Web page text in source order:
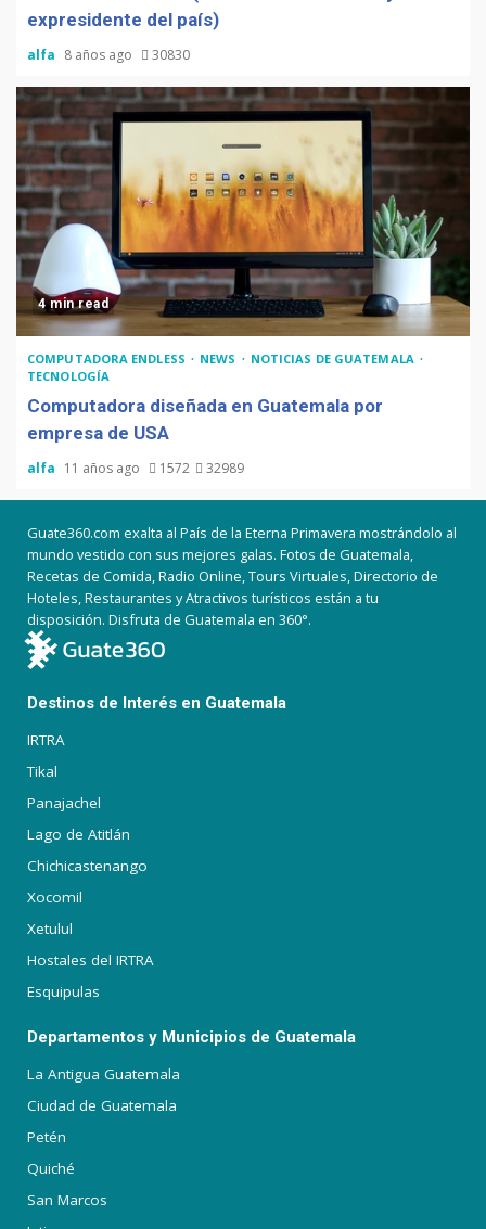
expresidente del país)
alfa 8 años ago 30830
4 min read
COMPUTADORA ENDLESS NEWS
NOTICIAS DE GUATEMALA
TECNOLOGÍA
Computadora diseñada en Guatemala por
empresa de USA
alfa 11 años ago 1572 32989
Guate360.com exalta al País de la Eterna Primavera mostrándolo al
mundo vestido con sus mejores galas. Fotos de Guatemala,
Recetas de Comida, Radio Online, Tours Virtuales, Directorio de
Hoteles, Restaurantes y Atractivos turísticos están a tu
disposición. Disfruta de Guatemala en 360°.
Destinos de Interés en Guatemala
IRTRA
Tikal
Panajachel
Lago de Atitlán
Chichicastenango
Xocomil
Xetulul
Hostales del IRTRA
Esquipulas
Departamentos y Municipios de Guatemala
La Antigua Guatemala
Ciudad de Guatemala
Petén
Quiché
San Marcos